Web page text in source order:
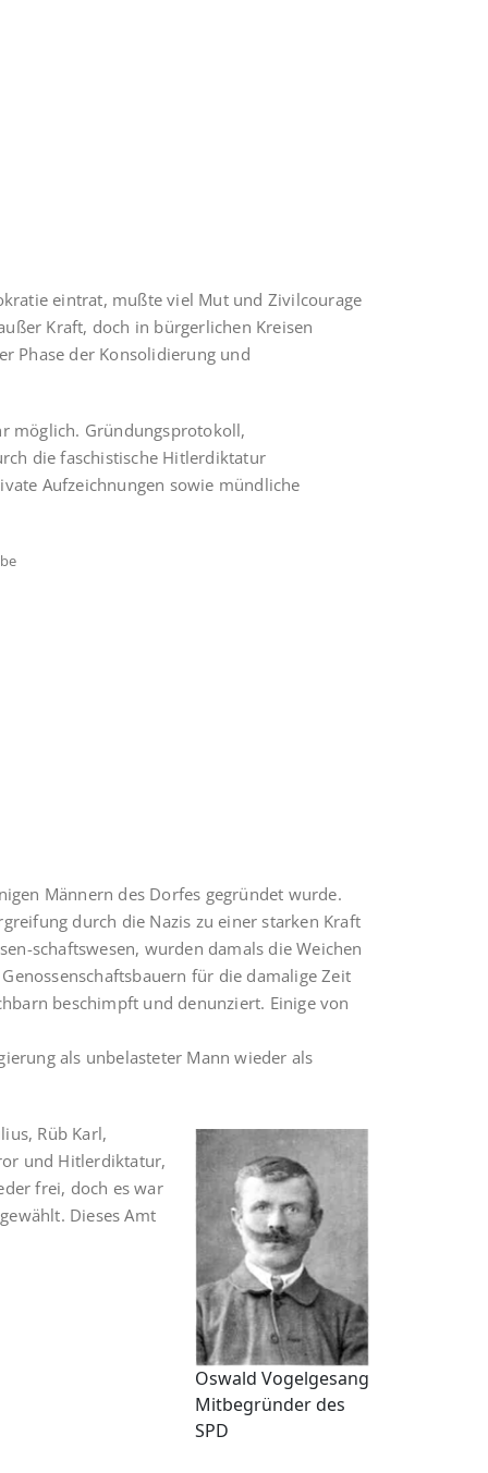
eintrat, mußte viel Mut und Zivilcourage
Kraft, doch in bürgerlichen Kreisen
Phase der Konsolidierung und
möglich. Gründungsprotokoll,
die faschistische Hitlerdiktatur
Aufzeichnungen sowie mündliche
Männern des Dorfes ge­gründet wurde.
durch die Nazis zu einer starken Kraft
schaftswesen, wurden damals die Weichen
für die damalige Zeit
beschimpft und denunziert. Einige von
als un­belasteter Mann wieder als
Oswald Vogelgesang
Mitbe­gründer des
SPD
Rüb Karl,
und Hitlerdiktatur,
frei, doch es war
Dieses Amt